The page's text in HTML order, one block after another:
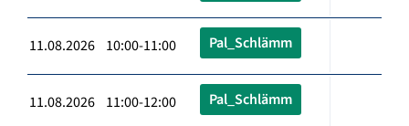
11.08.2026 10:00-11:00 Pal_Schlämm
11.08.2026 11:00-12:00 Pal_Schlämm